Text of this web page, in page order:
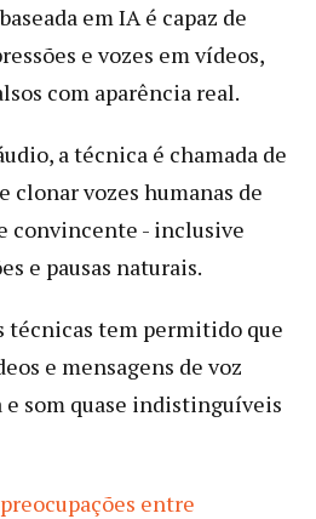
em IA é capaz de
e vozes em vídeos,
com aparência real.
a técnica é chamada de
clonar vozes humanas de
convincente - inclusive
e pausas naturais.
técnicas tem permitido que
e mensagens de voz
e som quase indistinguíveis
preocupações entre